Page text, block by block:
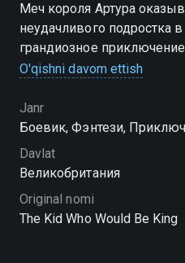
Меч короля Артура
неудачливого подростка
грандиозное
его друзья должны
уничтожить мир
O'qishni davom ettish
Janr
Боевик, Фэнтези,
Davlat
Великобритания
Original nomi
The Kid Who Would Be King